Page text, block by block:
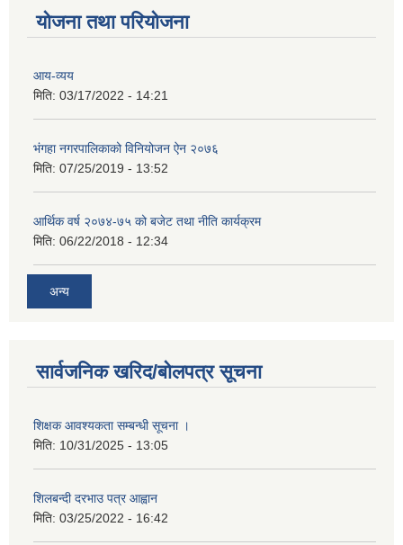
योजना तथा परियोजना
आय-व्यय
मिति: 03/17/2022 - 14:21
भंगहा नगरपालिकाको विनियोजन ऐन २०७६
मिति: 07/25/2019 - 13:52
आर्थिक वर्ष २०७४-७५ को बजेट तथा नीति कार्यक्रम
मिति: 06/22/2018 - 12:34
अन्य
सार्वजनिक खरिद/बोलपत्र सूचना
शिक्षक आवश्यकता सम्बन्धी सूचना ।
मिति: 10/31/2025 - 13:05
शिलबन्दी दरभाउ पत्र आह्वान
मिति: 03/25/2022 - 16:42